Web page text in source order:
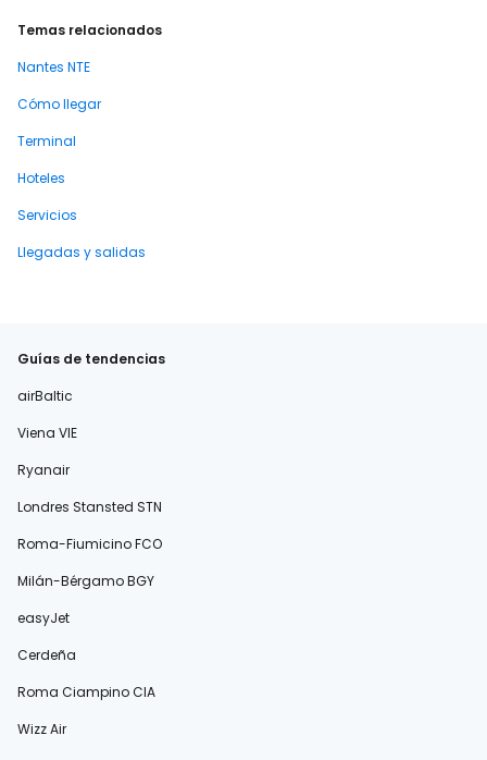
Temas relacionados
Nantes NTE
Cómo llegar
Terminal
Hoteles
Servicios
Llegadas y salidas
Guías de tendencias
airBaltic
Viena VIE
Ryanair
Londres Stansted STN
Roma-Fiumicino FCO
Milán-Bérgamo BGY
easyJet
Cerdeña
Roma Ciampino CIA
Wizz Air